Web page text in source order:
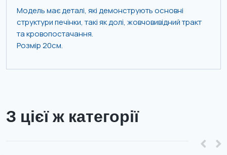
Модель має деталі, які демонструють основні
структури печінки, такі як долі, жовчовивідний тракт
та кровопостачання.
Розмір 20см.
З цієї ж категорії